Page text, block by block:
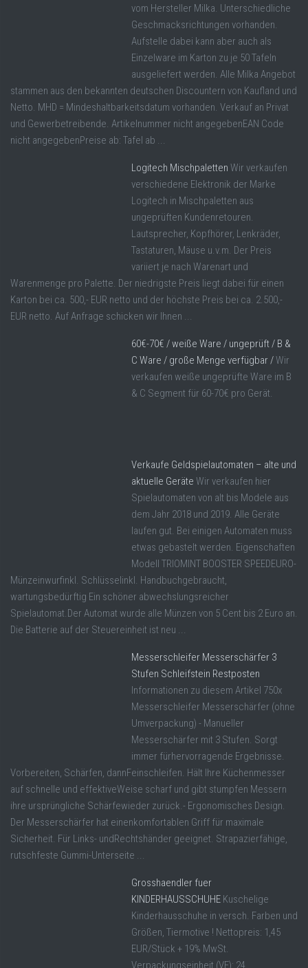
vom Hersteller Milka. Unterschiedliche
Geschmacksrichtungen vorhanden.
Aufstelle dabei kann aber auch als
Einzelware im Karton zu je 50 Tafeln
ausgeliefert werden. Alle Milka Angebot
stammen aus den bekannten deutschen Discountern von Kaufland und
Netto. MHD = Mindeshaltbarkeitsdatum vorhanden. Verkauf an Privat
und Gewerbetreibende. Artikelnummer nicht angegebenEAN Code
nicht angegebenPreise ab: Tafel ab ...
Logitech Mischpaletten Wir verkaufen
verschiedene Elektronik der Marke
Logitech in Mischpaletten aus
ungeprüften Kundenretouren.
Lautsprecher, Kopfhörer, Lenkräder,
Tastaturen, Mäuse u.v.m. Der Preis
variiert je nach Warenart und
Warenmenge pro Palette. Der niedrigste Preis liegt dabei für einen
Karton bei ca. 500,- EUR netto und der höchste Preis bei ca. 2.500,-
EUR netto. Auf Anfrage schicken wir Ihnen ...
60€-70€ / weiße Ware / ungeprüft / B &
C Ware / große Menge verfügbar /Wir
verkaufen weiße ungeprüfte Ware im B
& C Segment für 60-70€ pro Gerät.
Verkaufe Geldspielautomaten – alte und
aktuelle Geräte Wir verkaufen hier
Spielautomaten von alt bis Modele aus
dem Jahr 2018 und 2019. Alle Geräte
laufen gut. Bei einigen Automaten muss
etwas gebastelt werden. Eigenschaften
Modell TRIOMINT BOOSTER SPEEDEURO-
Münzeinwurfinkl. Schlüsselinkl. Handbuchgebraucht,
wartungsbedürftig Ein schöner abwechslungsreicher
Spielautomat.Der Automat wurde alle Münzen von 5 Cent bis 2 Euro an.
Die Batterie auf der Steuereinheit ist neu ...
Messerschleifer Messerschärfer 3
Stufen Schleifstein Restposten
Informationen zu diesem Artikel 750x
Messerschleifer Messerschärfer (ohne
Umverpackung) - Manueller
Messerschärfer mit 3 Stufen. Sorgt
immer fürhervorragende Ergebnisse.
Vorbereiten, Schärfen, dannFeinschleifen. Hält Ihre Küchenmesser
auf schnelle und effektiveWeise scharf und gibt stumpfen Messern
ihre ursprüngliche Schärfewieder zurück.- Ergonomisches Design.
Der Messerschärfer hat einenkomfortablen Griff für maximale
Sicherheit. Für Links- undRechtshänder geeignet. Strapazierfähige,
rutschfeste Gummi-Unterseite ...
Grosshaendler fuer
KINDERHAUSSCHUHE Kuschelige
Kinderhausschuhe in versch. Farben und
Größen, Tiermotive ! Nettopreis: 1,45
EUR/Stück + 19% MwSt.